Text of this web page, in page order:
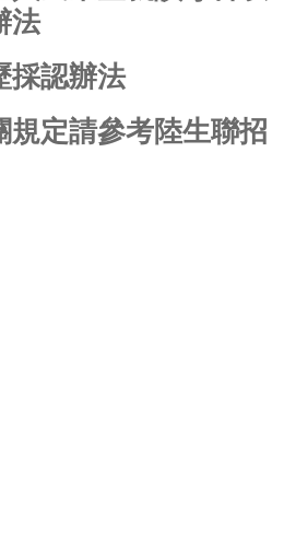
法
採認辦法
規定請參考陸生聯招